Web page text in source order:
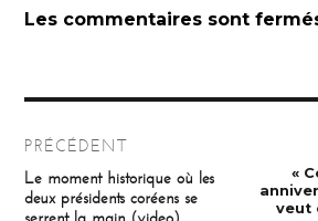
Les commentaires sont
de
PRÉCÉDENT
Publication
précédente :
Le moment historique où les
deux présidents coréens se
«
veut